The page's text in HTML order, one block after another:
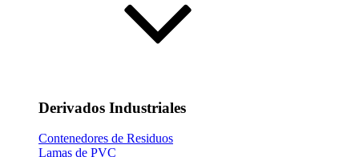
Derivados Industriales
Contenedores de Residuos
Lamas de PVC